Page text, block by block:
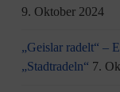
9. Oktober 2024
„Geislar radelt“ –
„Stadtradeln“ 7.